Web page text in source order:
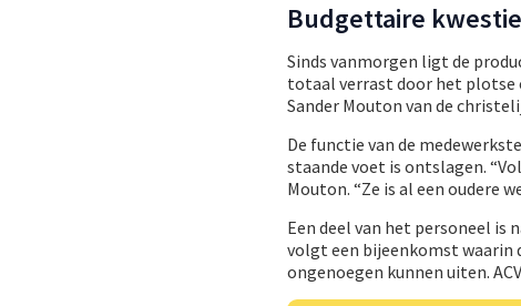
Budgettaire kwestie
Sinds vanmorgen ligt de
totaal verrast door het plotse
Sander Mouton van de
De functie van de
staande voet is ontslagen.
Mouton. “Ze is al een oudere
Een deel van het personeel is
volgt een bijeenkomst waarin
ongenoegen kunnen uiten.